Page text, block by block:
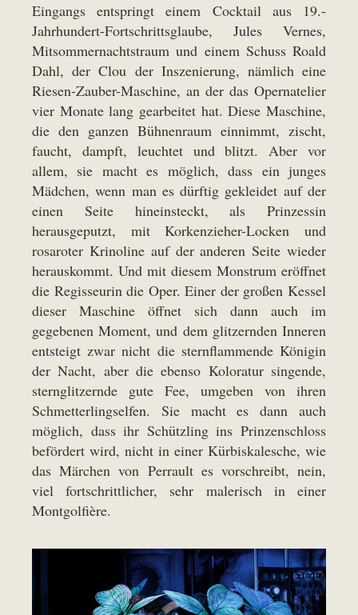
Eingangs entspringt einem Cocktail aus 19.-
Jahrhundert-Fortschrittsglaube, Jules Vernes,
Mitsommernachtstraum und einem Schuss Roald
Dahl, der Clou der Inszenierung, nämlich eine
Riesen-Zauber-Maschine, an der das Opernatelier
vier Monate lang gearbeitet hat. Diese Maschine,
die den ganzen Bühnenraum einnimmt, zischt,
faucht, dampft, leuchtet und blitzt. Aber vor
allem, sie macht es möglich, dass ein junges
Mädchen, wenn man es dürftig gekleidet auf der
einen Seite hineinsteckt, als Prinzessin
herausgeputzt, mit Korkenzieher-Locken und
rosaroter Krinoline auf der anderen Seite wieder
herauskommt. Und mit diesem Monstrum eröffnet
die Regisseurin die Oper. Einer der großen Kessel
dieser Maschine öffnet sich dann auch im
gegebenen Moment, und dem glitzernden Inneren
entsteigt zwar nicht die sternflammende Königin
der Nacht, aber die ebenso Koloratur singende,
sternglitzernde gute Fee, umgeben von ihren
Schmetterlingselfen. Sie macht es dann auch
möglich, dass ihr Schützling ins Prinzenschloss
befördert wird, nicht in einer Kürbiskalesche, wie
das Märchen von Perrault es vorschreibt, nein,
viel fortschrittlicher, sehr malerisch in einer
Montgolfière.